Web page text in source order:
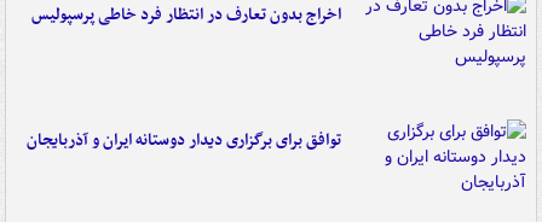
اخراج بدون تعارف در انتظار فرد خاطی پرسپولیس
توافق برای برگزاری دیدار دوستانه ایران و آذربایجان